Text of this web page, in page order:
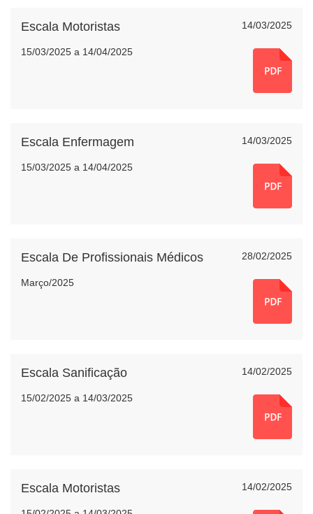
14/03/2025
Escala Motoristas
15/03/2025 a 14/04/2025
14/03/2025
Escala Enfermagem
15/03/2025 a 14/04/2025
28/02/2025
Escala De Profissionais Médicos
Março/2025
14/02/2025
Escala Sanificação
15/02/2025 a 14/03/2025
14/02/2025
Escala Motoristas